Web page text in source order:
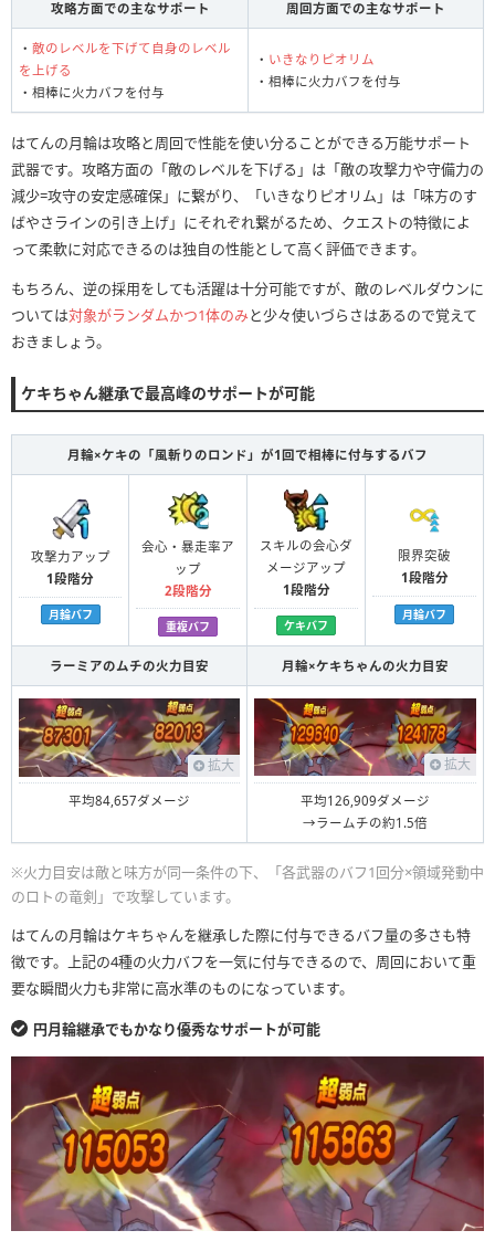
攻略方面での主なサポート 周回方面での主なサポート
・ 敵のレベルを下げて自身のレベル
を上げる
・相棒に火力バフを付与
・ いきなりピオリム
・相棒に火力バフを付与
はてんの月輪は攻略と周回で性能を使い分ることができる万能サポート
武器です。攻略方面の「敵のレベルを下げる」は「敵の攻撃力や守備力の
減少=攻守の安定感確保」に繋がり、「いきなりピオリム」は「味方のす
ばやさラインの引き上げ」にそれぞれ繋がるため、クエストの特徴によ
って柔軟に対応できるのは独自の性能として高く評価できます。
もちろん、逆の採用をしても活躍は十分可能ですが、敵のレベルダウンに
ついては対象がランダムかつ1体のみと少々使いづらさはあるので覚えて
おきましょう。
ケキちゃん継承で最高峰のサポートが可能
月輪×ケキの「風斬りのロンド」が1回で相棒に付与するバフ
攻撃力アップ
1段階分
月輪バフ
会心・暴走率ア
ップ
2段階分
重複バフ
スキルの会心ダ
メージアップ
1段階分
ケキバフ
限界突破
1段階分
月輪バフ
ラーミアのムチの火力目安 月輪×ケキちゃんの火力目安
拡大
平均84,657ダメージ
拡大
平均126,909ダメージ
→ラームチの約1.5倍
※火力目安は敵と味方が同一条件の下、「各武器のバフ1回分×領域発動中
のロトの竜剣」で攻撃しています。
はてんの月輪はケキちゃんを継承した際に付与できるバフ量の多さも特
徴です。上記の4種の火力バフを一気に付与できるので、周回において重
要な瞬間火力も非常に高水準のものになっています。
円月輪継承でもかなり優秀なサポートが可能